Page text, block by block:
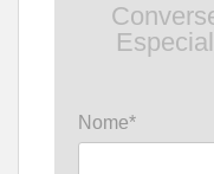
Nome*